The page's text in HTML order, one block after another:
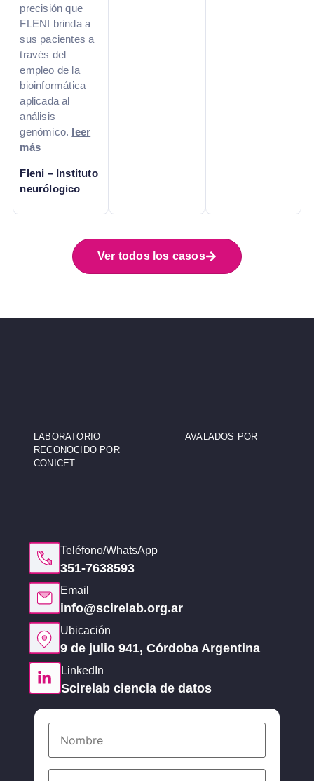
precisión que
FLENI brinda a
sus pacientes a
través del
empleo de la
bioinformática
aplicada al
análisis
genómico. leer
más
Fleni – Instituto
neurólogico
Ver todos los casos
AVALADOS POR
LABORATORIO
RECONOCIDO POR
CONICET
Teléfono/WhatsApp
351-7638593
Email
info@scirelab.org.ar
Ubicación
9 de julio 941, Córdoba Argentina
LinkedIn
Scirelab ciencia de datos
Email